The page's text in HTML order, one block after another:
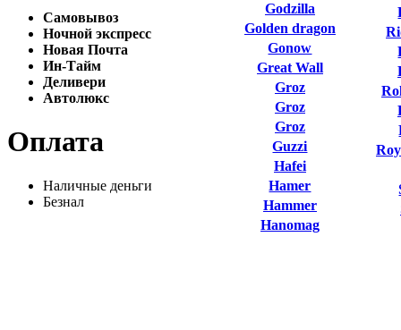
Самовывоз
Ночной экспресс
Новая Почта
Ин-Тайм
Деливери
Автолюкс
Оплата
Наличные деньги
Безнал
Godzilla
Golden dragon
Gonow
Great Wall
Groz
Groz
Groz
Guzzi
Hafei
Hamer
Hammer
Hanomag